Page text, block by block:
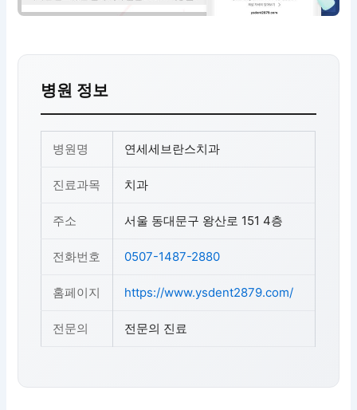
병원 정보
병원명 연세세브란스치과
진료과목 치과
주소 서울 동대문구 왕산로 151 4층
전화번호 0507-1487-2880
홈페이지 https://www.ysdent2879.com/
전문의 전문의 진료